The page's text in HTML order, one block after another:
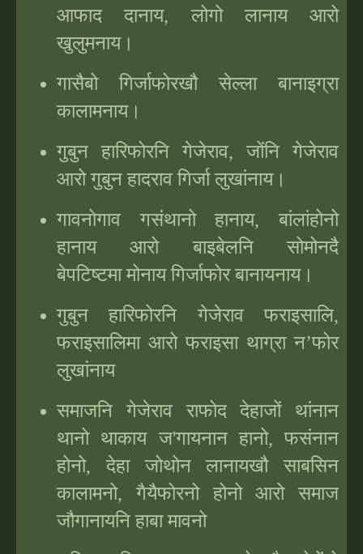
आफाद दानाय, लोगो लानाय आरो
खुलुमनाय।
गासैबो गिर्जाफोरखौ सेल्ला बानाइग्रा
कालामनाय।
गुबुन हारिफोरनि गेजेराव, जोंनि गेजेराव
आरो गुबुन हादराव गिर्जा लुखांनाय।
गावनोगाव गसंथानो हानाय, बांलांहोनो
हानाय आरो बाइबेलनि सोमोनदै
बेपटिष्टमा मोनाय गिर्जाफोर बानायनाय।
गुबुन हारिफोरनि गेजेराव फराइसालि,
फराइसालिमा आरो फराइसा थाग्रा न’फोर
लुखांनाय
समाजनि गेजेराव राफोद देहाजों थांनान
थानो थाकाय ज'गायनान हानो, फसंनान
होनो, देहा जोथोन लानायखौ साबसिन
कालामनो, गैयैफोरनो होनो आरो समाज
जौगानायनि हाबा मावनो